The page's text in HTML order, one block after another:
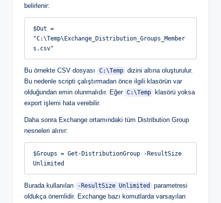
belirlenir:
$Out =
"C:\Temp\Exchange_Distribution_Groups_Member
s.csv"
Bu örnekte CSV dosyası C:\Temp dizini altına oluşturulur.
Bu nedenle scripti çalıştırmadan önce ilgili klasörün var
olduğundan emin olunmalıdır. Eğer C:\Temp
klasörü yoksa
export işlemi hata verebilir.
Daha sonra Exchange ortamındaki tüm Distribution Group
nesneleri alınır:
$Groups = Get-DistributionGroup -ResultSize
Unlimited
Burada kullanılan -ResultSize Unlimited
parametresi
oldukça önemlidir. Exchange bazı komutlarda varsayılan